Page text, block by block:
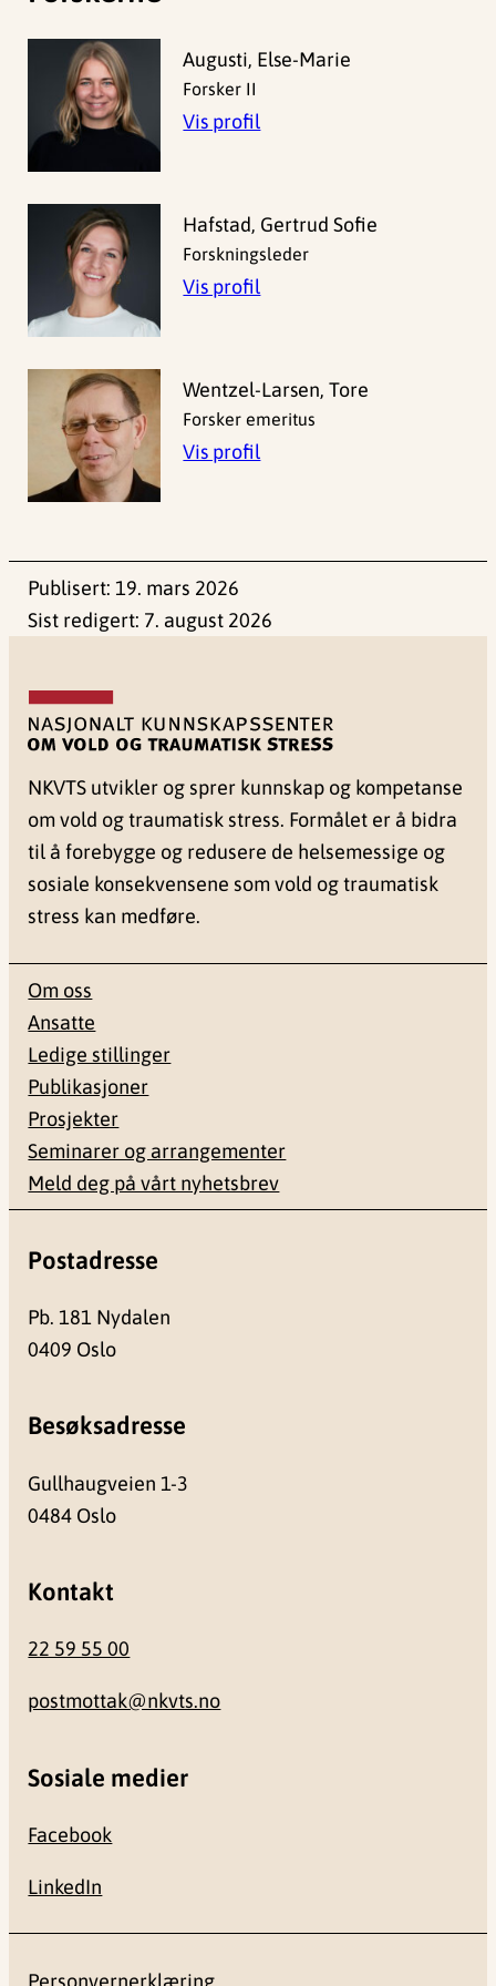
Augusti, Else-Marie
Forsker II
Vis profil
Hafstad, Gertrud Sofie
Forskningsleder
Vis profil
Wentzel-Larsen, Tore
Forsker emeritus
Vis profil
Publisert: 19. mars 2026
Sist redigert: 7. august 2026
NKVTS utvikler og sprer kunnskap og kompetanse
om vold og traumatisk stress. Formålet er å bidra
til å forebygge og redusere de helsemessige og
sosiale konsekvensene som vold og traumatisk
stress kan medføre.
Om oss
Ansatte
Ledige stillinger
Publikasjoner
Prosjekter
Seminarer og arrangementer
Meld deg på vårt nyhetsbrev
Postadresse
Pb. 181 Nydalen
0409 Oslo
Besøksadresse
Gullhaugveien 1-3
0484 Oslo
Kontakt
22 59 55 00
postmottak@nkvts.no
Sosiale medier
Facebook
LinkedIn
Personvernerklæring